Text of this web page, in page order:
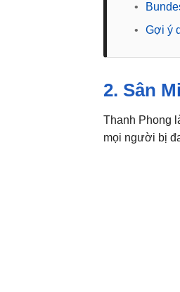
•
•
Gợi ý
2. Sân
Thanh Phong
mọi người bị